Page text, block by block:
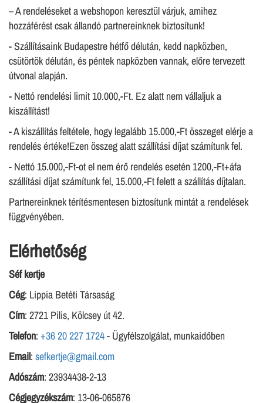
– A rendeléseket a webshopon keresztül várjuk, amihez
hozzáférést csak állandó partnereinknek biztosítunk!
- Szállításaink Budapestre hétfő délután, kedd napközben,
csütörtök délután, és péntek napközben vannak, előre tervezett
útvonal alapján.
- Nettó rendelési limit 10.000,-Ft. Ez alatt nem vállaljuk a
kiszállítást!
- A kiszállítás feltétele, hogy legalább 15.000,-Ft összeget elérje a
rendelés értéke!Ezen összeg alatt szállítási díjat számítunk fel.
- Nettó 15.000,-Ft-ot el nem érő rendelés esetén 1200,-Ft+áfa
szállítási díjat számítunk fel, 15.000,-Ft felett a szállítás díjtalan.
Partnereinknek térítésmentesen biztosítunk mintát a rendelések
függvényében.
Elérhetőség
Séf kertje
Cég: Lippia Betéti Társaság
Cím: 2721 Pilis, Kölcsey út 42.
Telefon: +36 20 227 1724- Ügyfélszolgálat, munkaidőben
Email: sefkertje@gmail.com
Adószám: 23934438-2-13
Cégjegyzékszám: 13-06-065876